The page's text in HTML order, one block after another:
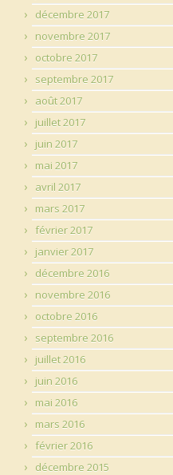
décembre 2017
novembre 2017
octobre 2017
septembre 2017
août 2017
juillet 2017
juin 2017
mai 2017
avril 2017
mars 2017
février 2017
janvier 2017
décembre 2016
novembre 2016
octobre 2016
septembre 2016
juillet 2016
juin 2016
mai 2016
mars 2016
février 2016
décembre 2015